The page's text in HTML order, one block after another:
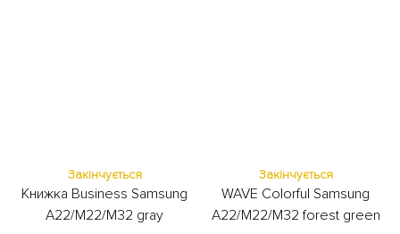
Закінчується
Книжка Business Samsung
A22/M22/M32 gray
Закінчується
WAVE Colorful Samsung
A22/M22/M32 forest green